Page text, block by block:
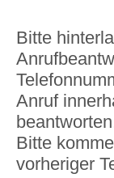
Bitte
Anruf
Bitte
vorheriger